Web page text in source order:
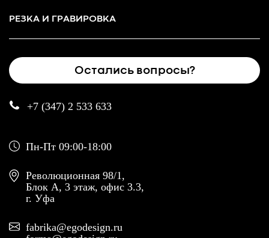
РЕЗКА И ГРАВИРОВКА
Остались вопросы?
+7 (347) 2 533 633
Пн-Пт 09:00-18:00
Революционная 98/1,
Блок А, 3 этаж, офис 3.3,
г. Уфа
fabrika@egodesign.ru